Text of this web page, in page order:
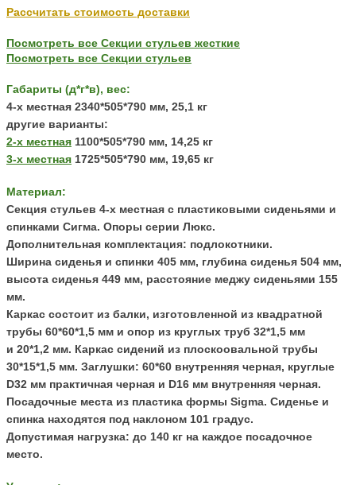
Рассчитать стоимость доставки
Посмотреть все Секции стульев жесткие
Посмотреть все Секции стульев
Габариты (д*г*в), вес:
4-х местная 2340*505*790 мм, 25,1 кг
другие варианты:
2-х местная 1100*505*790 мм, 14,25 кг
3-х местная 1725*505*790 мм, 19,65 кг
Материал:
Секция стульев 4-х местная с пластиковыми сиденьями и
спинками Сигма. Опоры серии Люкс.
Дополнительная комплектация: подлокотники.
Ширина сиденья и спинки 405 мм, глубина сиденья 504 мм,
высота сиденья 449 мм, расстояние меджу сиденьями 155
мм.
Каркас состоит из балки, изготовленной из квадратной
трубы 60*60*1,5 мм и опор из круглых труб 32*1,5 мм
и 20*1,2 мм. Каркас сидений из плоскоовальной трубы
30*15*1,5 мм. Заглушки: 60*60 внутренняя черная, круглые
D32 мм практичная черная и D16 мм внутренняя черная.
Посадочные места из пластика формы Sigma. Сиденье и
спинка находятся под наклоном 101 градус.
Допустимая нагрузка: до 140 кг на каждое посадочное
место.